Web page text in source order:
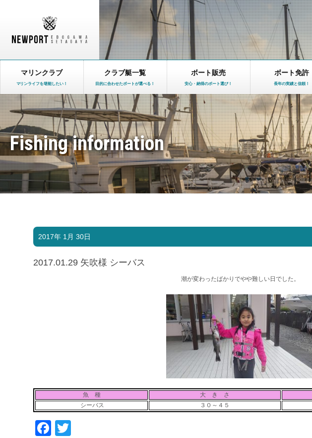
マリンクラブ
マリンライフを堪能したい！
クラブ艇一覧
目的に合わせたボートが選べる！
ボート販売
安心・納得のボート選び！
ボート免許
長年の実績と信頼！
Fishing information
2017年 1月 30日
2017.01.29 矢吹様 シーバス
潮が変わったばかりでやや難しい日でした。
魚 種 大 き さ
シーバス
３０～４５
Facebook